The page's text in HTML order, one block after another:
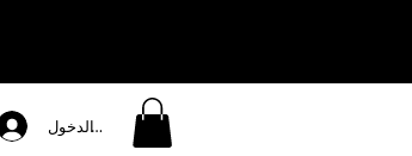
تسجيل الدخول